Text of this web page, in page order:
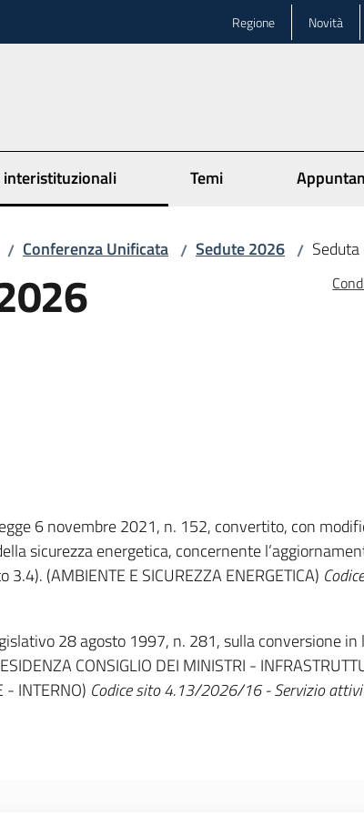
Regione Novità
interistituzionali Temi
/ Conferenza Unificata / Sedute 2026 /
6 novembre 2021, n. 152, convertito, con
sicurezza energetica, concernente
(AMBIENTE E SICUREZZA ENERGETICA)
28 agosto 1997, n. 281, sulla conversione
CONSIGLIO DEI MINISTRI -
- INTERNO) Codice sito 4.13/2026/16 - Servizio